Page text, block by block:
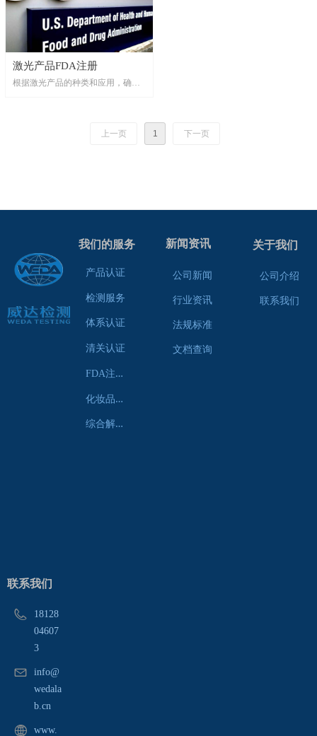
霜OTC-NDC注册
激光产品FDA注册
根据激光产品的种类和应用，确定
如激光治疗仪、激光美容仪等。
上一页 1 下一页
我们的服务
产品认证
检测服务
体系认证
清关认证
F
DA注册服务
化
妆品认证服务
综
合解决方案
公司新闻
行业资讯
法规标准
文档查询
新闻资讯
公司介绍
联系我们
关于我们
联系我们
18128
04607
3
info@
wedala
b.cn
www.